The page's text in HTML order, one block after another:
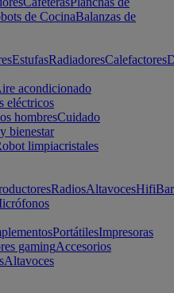
de CocinaBalanzas de
EstufasRadiadoresCalefactores
acondicionado
eléctricos
hombresCuidado
bienestar
limpiacristales
RadiosAltavocesHifi
PortátilesImpresoras
gamingAccesorios
Altavoces